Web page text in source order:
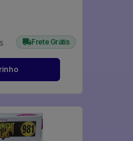
Frete Grátis